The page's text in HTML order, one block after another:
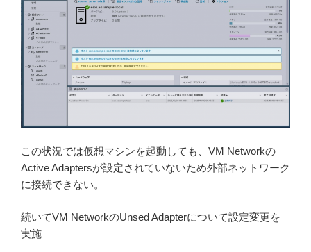
この状況では仮想マシンを起動しても、VM Networkの
Active Adaptersが設定されていないため外部ネットワーク
に接続できない。
続いてVM NetworkのUnsed Adapterについて設定変更を
実施